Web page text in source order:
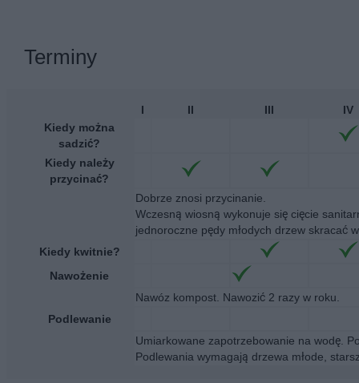
Terminy
I II III
IV
Kiedy można
sadzić?
Kiedy należy
przycinać?
Dobrze znosi przycinanie.
Wczesną wiosną wykonuje się cięcie
jednoroczne pędy młodych drzew skracać
Kiedy kwitnie?
Nawożenie
Nawóz kompost. Nawozić 2 razy w roku.
Podlewanie
Umiarkowane zapotrzebowanie na wodę.
Podlewania wymagają drzewa młode,